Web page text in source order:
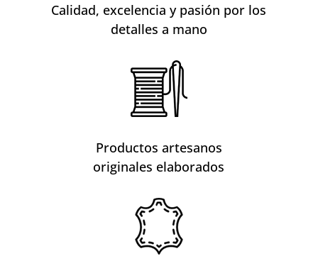
Calidad, excelencia y pasión por los
detalles a mano
Productos artesanos
originales elaborados